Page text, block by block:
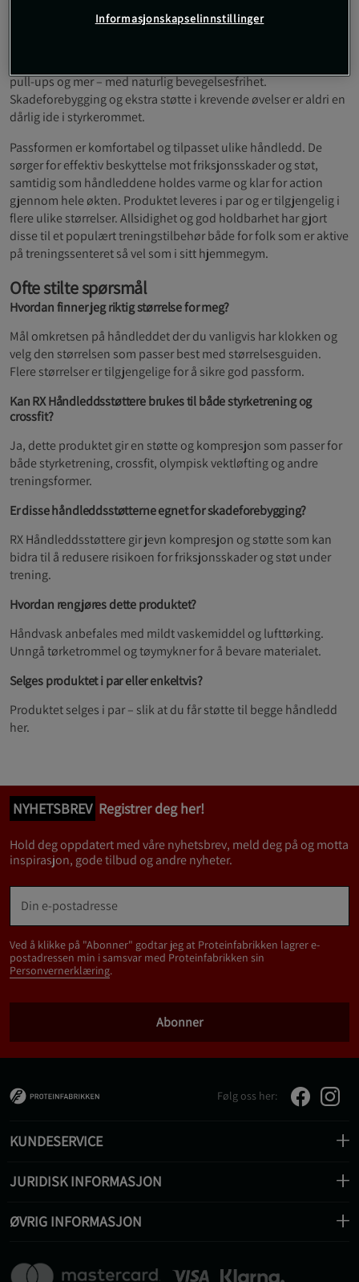
Dette er perfekt treningstilbehør til deg som driver med f.eks.
crossfit, styrkeløft, olympisk vektløfting og annen funksjonell
pull-ups og mer – med naturlig bevegelsesfrihet.
Skadeforebygging og ekstra støtte i krevende øvelser er aldri en
dårlig ide i styrkerommet.
Passformen er komfortabel og tilpasset ulike håndledd. De
sørger for effektiv beskyttelse mot friksjonsskader og støt,
samtidig som håndleddene holdes varme og klar for action
gjennom hele økten. Produktet leveres i par og er tilgjengelig i
flere ulike størrelser. Allsidighet og god holdbarhet har gjort
disse til et populært treningstilbehør både for folk som er aktive
på treningssenteret så vel som i sitt hjemmegym.
Ofte stilte spørsmål
Hvordan finner jeg riktig størrelse for meg?
Mål omkretsen på håndleddet der du vanligvis har klokken og
velg den størrelsen som passer best med størrelsesguiden.
Flere størrelser er tilgjengelige for å sikre god passform.
Kan RX Håndleddsstøttere brukes til både styrketrening og
crossfit?
Ja, dette produktet gir en støtte og kompresjon som passer for
både styrketrening, crossfit, olympisk vektløfting og andre
treningsformer.
Er disse håndleddsstøtterne egnet for skadeforebygging?
RX Håndleddsstøttere gir jevn kompresjon og støtte som kan
bidra til å redusere risikoen for friksjonsskader og støt under
trening.
Hvordan rengjøres dette produktet?
Håndvask anbefales med mildt vaskemiddel og lufttørking.
Unngå tørketrommel og tøymykner for å bevare materialet.
Selges produktet i par eller enkeltvis?
Produktet selges i par – slik at du får støtte til begge håndledd
her.
NYHETSBREV Registrer deg her!
Hold deg oppdatert med våre nyhetsbrev, meld deg på og motta
inspirasjon, gode tilbud og andre nyheter.
Ved å klikke på "Abonner" godtar jeg at Proteinfabrikken lagrer e-
postadressen min i samsvar med Proteinfabrikken sin
Personvernerklæring.
Abonner
Følg oss her:
KUNDESERVICE
JURIDISK INFORMASJON
ØVRIG INFORMASJON
Informasjonskapselinnstillinger